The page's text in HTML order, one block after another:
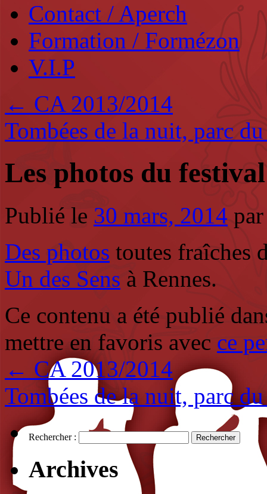
Contact / Aperch
Formation / Formézon
V.I.P
← CA 2013/2014
Tombées de la nuit, parc
Les photos du
Publié le 30 mars, 2014 par
Des photos toutes fraîches
Un des Sens à Rennes.
Ce contenu a été publié
mettre en favoris avec ce
← CA 2013/2014
Tombées de la nuit, parc
Rechercher :
Archives